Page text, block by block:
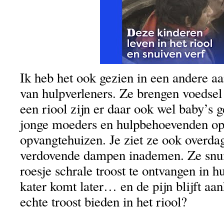
Ik heb het ook gezien in een andere
van hulpverleners. Ze brengen
een riool zijn er daar ook wel baby’s
jonge moeders en hulpbehoevenden
opvangtehuizen. Je ziet ze ook
verdovende dampen inademen. Ze
roesje schrale troost te ontvangen in
kater komt later… en de pijn blijft
echte troost bieden in het riool?